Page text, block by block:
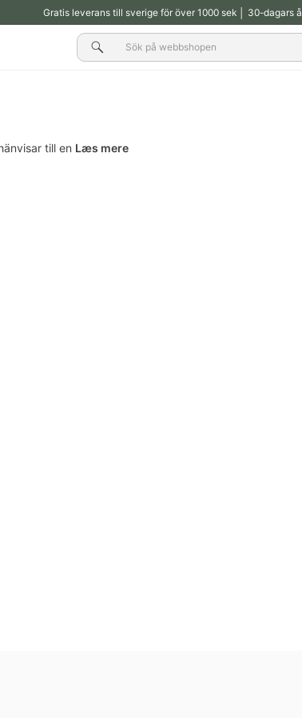
Gratis leverans till sverige för över 1000 sek │ 30-dagars
till en Læs mere